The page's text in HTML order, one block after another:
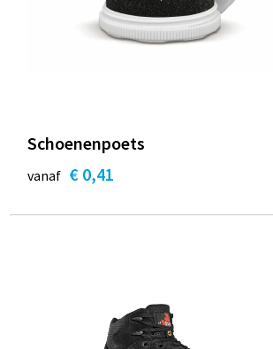
Schoenenpoets
vanaf € 0,41